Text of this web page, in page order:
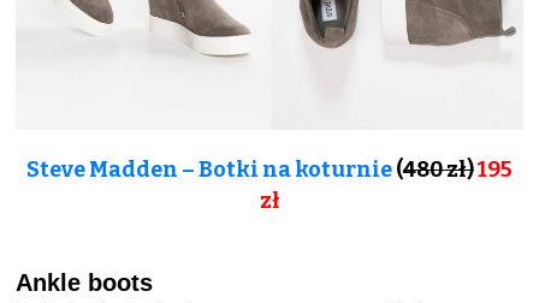
Steve Madden – Botki na koturnie(480 zł)195
zł
Ankle boots